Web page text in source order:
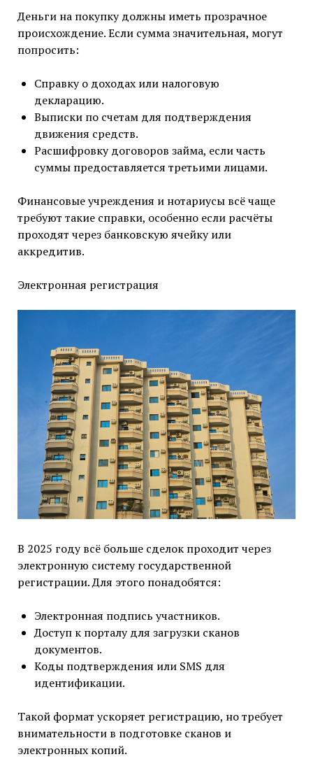
Деньги на покупку должны иметь прозрачное
происхождение. Если сумма значительная, могут
попросить:
Справку о доходах или налоговую
декларацию.
Выписки по счетам для подтверждения
движения средств.
Расшифровку договоров займа, если часть
суммы предоставляется третьими лицами.
Финансовые учреждения и нотариусы всё чаще
требуют такие справки, особенно если расчёты
проходят через банковскую ячейку или
аккредитив.
Электронная регистрация
В 2025 году всё больше сделок проходит через
электронную систему государственной
регистрации. Для этого понадобятся:
Электронная подпись участников.
Доступ к порталу для загрузки сканов
документов.
Коды подтверждения или SMS для
идентификации.
Такой формат ускоряет регистрацию, но требует
внимательности в подготовке сканов и
электронных копий.